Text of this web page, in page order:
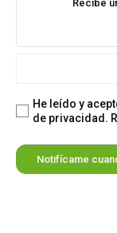
Recibe
He leído y
de privacidad.
Notifícame